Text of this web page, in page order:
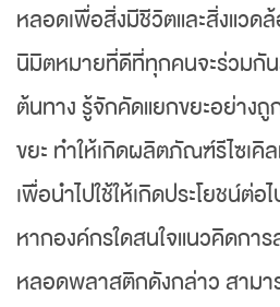
หลอดเพื่อสิ่งมีชีวิตและสิ่งแวด
นิมิตหมายที่ดีที่ทุกคนจะร่วมกัน
ต้นทาง รู้จักคัดแยกขยะอย่างถู
ขยะ ทำให้เกิดผลิตภัณฑ์รีไซเคิ
เพื่อนำไปใช้ให้เกิดประโยชน์ต่อ
หากองค์กรใดสนใจแนวคิดการ
หลอดพลาสติกดังกล่าว สามา